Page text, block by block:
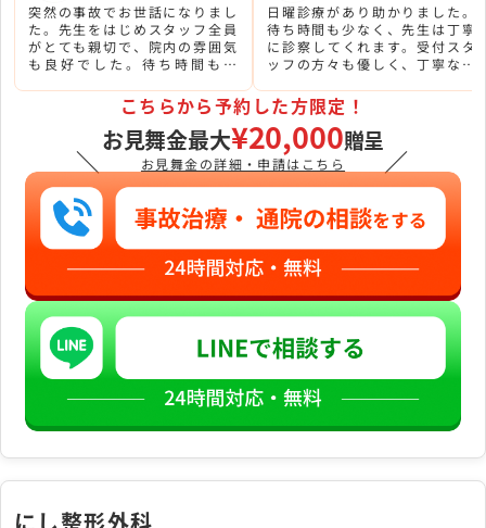
突然の事故でお世話になりまし
た。先生をはじめスタッフ全員
がとても親切で、院内の雰囲気
も良好でした。待ち時間も短
日曜診療があり助かりました。
待ち時間も少なく、先生は丁寧
に診察してくれます。受付スタ
ッフの方々も優しく、丁寧な対
＼
こちらから予約した方限定！
お見舞金最大¥20,000贈呈
お見舞金の詳細・申請はこちら ／
にし整形外科